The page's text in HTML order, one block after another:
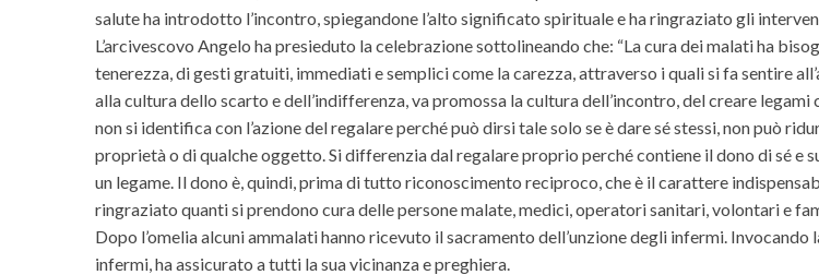
salute ha introdotto l’incontro, spiegandone l’alto significato spirituale e ha ringraziato gli
L’arcivescovo Angelo ha presieduto la celebrazione sottolineando che: “La cura dei malati ha
tenerezza, di gesti gratuiti, immediati e semplici come la carezza, attraverso i quali si fa sentire
alla cultura dello scarto e dell’indifferenza, va promossa la cultura dell’incontro, del creare
non si identifica con l’azione del regalare perché può dirsi tale solo se è dare sé stessi, non può
proprietà o di qualche oggetto. Si differenzia dal regalare proprio perché contiene il dono di sé e
un legame. Il dono è, quindi, prima di tutto riconoscimento reciproco, che è il carattere
ringraziato quanti si prendono cura delle persone malate, medici, operatori sanitari, volontari e
Dopo l’omelia alcuni ammalati hanno ricevuto il sacramento dell’unzione degli infermi.
infermi, ha assicurato a tutti la sua vicinanza e preghiera.